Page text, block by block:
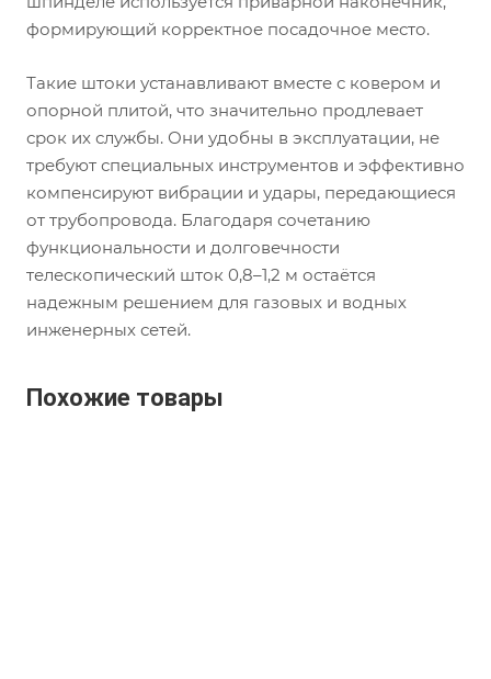
формирующий корректное посадочное место.
Такие штоки устанавливают вместе с ковером и
опорной плитой, что значительно продлевает
срок их службы. Они удобны в эксплуатации, не
требуют специальных инструментов и эффективно
компенсируют вибрации и удары, передающиеся
от трубопровода. Благодаря сочетанию
функциональности и долговечности
телескопический шток 0,8–1,2 м остаётся
надежным решением для газовых и водных
инженерных сетей.
Похожие товары